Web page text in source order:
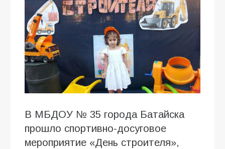
В МБДОУ № 35 города Батайска
прошло спортивно-досуговое
мероприятие «День строителя»,